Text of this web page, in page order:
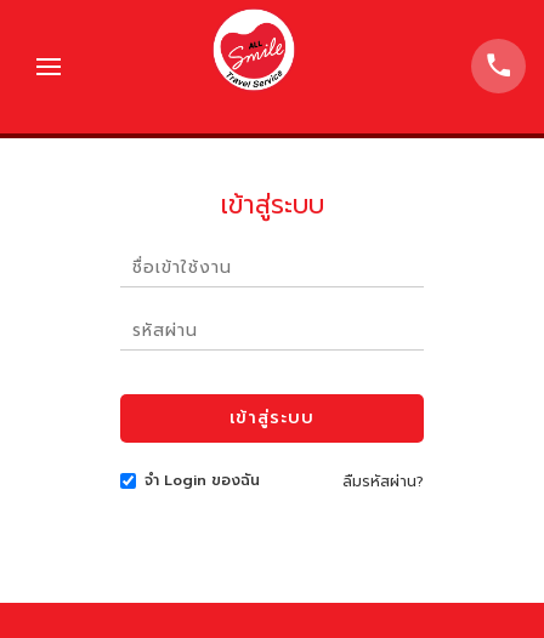
เข้าสู่ระบบ
จำ Login ของฉัน ลืมรหัสผ่าน?